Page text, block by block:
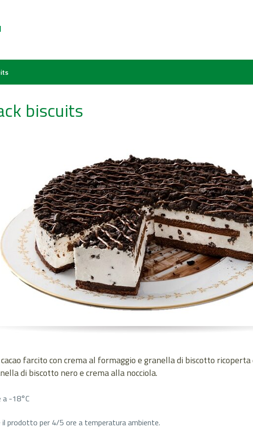
biscuits
farcito con crema al formaggio e granella di biscotto ricoperta
di biscotto nero e crema alla nocciola.
a -18°C
il prodotto per 4/5 ore a temperatura ambiente.